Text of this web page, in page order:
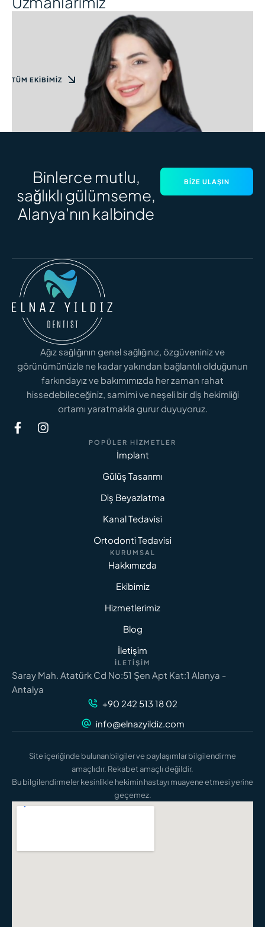
Dt. Elnaz Yıldız
Genel Diş Hekimi
TÜM EKIBIMIZ
Binlerce mutlu,
sağlıklı gülümseme,
Alanya'nın kalbinde
BIZE ULAŞIN
Ağız sağlığının genel sağlığınız, özgüveniniz ve
görünümünüzle ne kadar yakından bağlantılı olduğunun
farkındayız ve bakımımızda her zaman rahat
hissedebileceğiniz, samimi ve neşeli bir diş hekimliği
ortamı yaratmakla gurur duyuyoruz.
POPÜLER HIZMETLER
İmplant
Gülüş Tasarımı
Diş Beyazlatma
Kanal Tedavisi
Ortodonti Tedavisi
KURUMSAL
Hakkımızda
Ekibimiz
Hizmetlerimiz
Blog
İletişim
İLETIŞIM
Saray Mah. Atatürk Cd No:51 Şen Apt Kat:1 Alanya -
Antalya
+90 242 513 18 02
info@elnazyildiz.com
Site içeriğinde bulunan bilgiler ve paylaşımlar bilgilendirme
amaçlıdır. Rekabet amaçlı değildir.
Bu bilgilendirmeler kesinlikle hekimin hastayı muayene etmesi yerine
geçemez.